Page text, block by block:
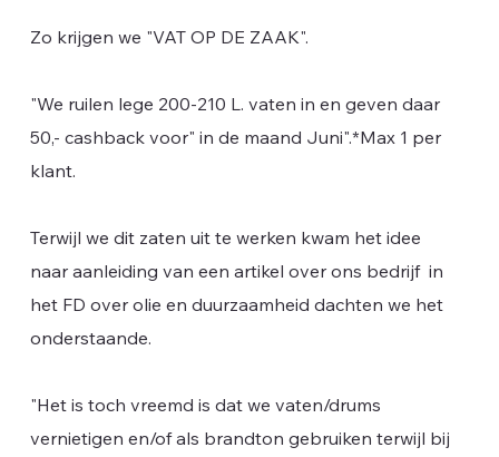
Zo krijgen we "VAT OP DE ZAAK".
"We ruilen lege 200-210 L. vaten in en geven daar
50,- cashback voor" in de maand Juni".*Max 1 per
klant.
Terwijl we dit zaten uit te werken kwam het idee
naar aanleiding van een artikel over ons bedrijf in
het FD over olie en duurzaamheid dachten we het
onderstaande.
"Het is toch vreemd is dat we vaten/drums
vernietigen en/of als brandton gebruiken terwijl bij